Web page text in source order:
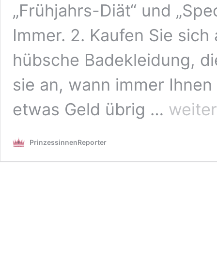
„Frühjahrs-Diät“ und
Immer. 2. Kaufen Sie
hübsche Badekleidung,
sie an, wann immer
etwas Geld übrig …
royale
PrinzessinnenReporter